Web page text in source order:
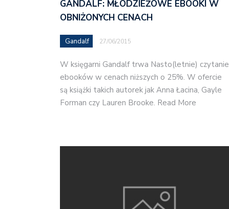
GANDALF: MŁODZIEŻOWE EBOOKI W
OBNIŻONYCH CENACH
Gandalf 27/06/2015
W księgarni Gandalf trwa Nasto(letnie) czytanie
ebooków w cenach niższych o 25%. W ofercie
są książki takich autorek jak Anna Łacina, Gayle
Forman czy Lauren Brooke. Read More